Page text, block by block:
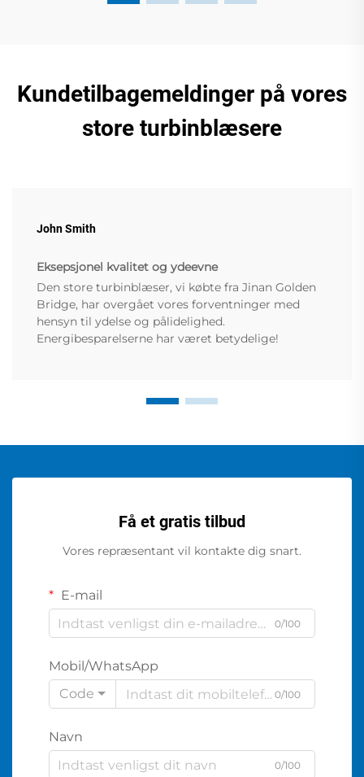
Kundetilbagemeldinger på vores
store turbinblæsere
John Smith
Eksepsjonel kvalitet og ydeevne
Den store turbinblæser, vi købte fra Jinan Golden
Bridge, har overgået vores forventninger med
hensyn til ydelse og pålidelighed.
Energibesparelserne har været betydelige!
Få et gratis tilbud
Vores repræsentant vil kontakte dig snart.
E-mail
0/100
Mobil/WhatsApp
Code
0/100
Navn
0/100